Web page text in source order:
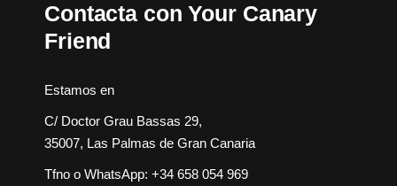
Contacta con Your Canary
Friend
Estamos en
C/ Doctor Grau Bassas 29,
35007, Las Palmas de Gran Canaria
Tfno o WhatsApp: +34 658 054 969